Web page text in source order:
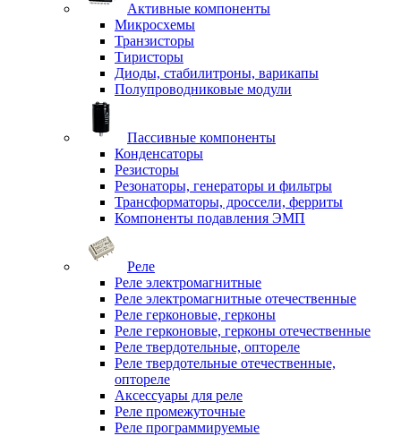
Активные компоненты
Микросхемы
Транзисторы
Тиристоры
Диоды, стабилитроны, варикапы
Полупроводниковые модули
Пассивные компоненты
Конденсаторы
Резисторы
Резонаторы, генераторы и фильтры
Трансформаторы, дроссели, ферриты
Компоненты подавления ЭМП
Реле
Реле электромагнитные
Реле электромагнитные отечественные
Реле герконовые, герконы
Реле герконовые, герконы отечественные
Реле твердотельные, оптореле
Реле твердотельные отечественные,
оптореле
Аксессуары для реле
Реле промежуточные
Реле программируемые